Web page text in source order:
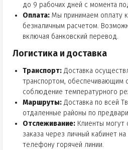
до 9 рабочих дней с момента
Оплата: Мы принимаем оплату
безналичным расчетом.
включая банковский перевод.
Логистика и доставка
Транспорт: Доставка
транспортом, обеспечивающим
соблюдение температурного
Маршруты: Доставка по всей
отдаленные районы по
Отслеживание: Клиенты могут
заказа через личный кабинет
телефону горячей линии.